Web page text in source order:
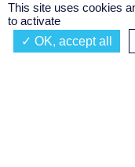
Émission à l'antenne
Actualités
This site uses cookies
to activate
OK, accept all